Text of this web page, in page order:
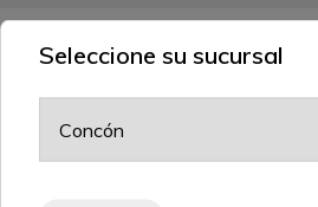
Seleccione su sucursal